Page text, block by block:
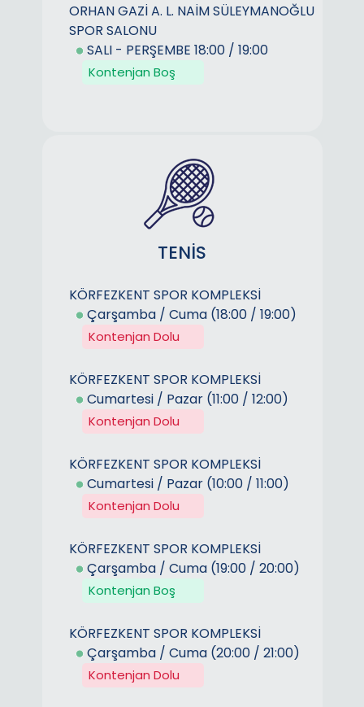
ORHAN GAZİ A. L. NAİM SÜLEYMANOĞLU
SPOR SALONU
SALI - PERŞEMBE 18:00 / 19:00
Kontenjan Boş
TENİS
KÖRFEZKENT SPOR KOMPLEKSİ
Çarşamba / Cuma (18:00 / 19:00)
Kontenjan Dolu
KÖRFEZKENT SPOR KOMPLEKSİ
Cumartesi / Pazar (11:00 / 12:00)
Kontenjan Dolu
KÖRFEZKENT SPOR KOMPLEKSİ
Cumartesi / Pazar (10:00 / 11:00)
Kontenjan Dolu
KÖRFEZKENT SPOR KOMPLEKSİ
Çarşamba / Cuma (19:00 / 20:00)
Kontenjan Boş
KÖRFEZKENT SPOR KOMPLEKSİ
Çarşamba / Cuma (20:00 / 21:00)
Kontenjan Dolu